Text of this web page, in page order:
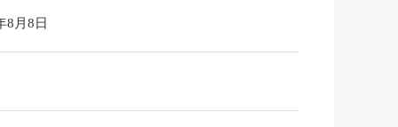
8月8日